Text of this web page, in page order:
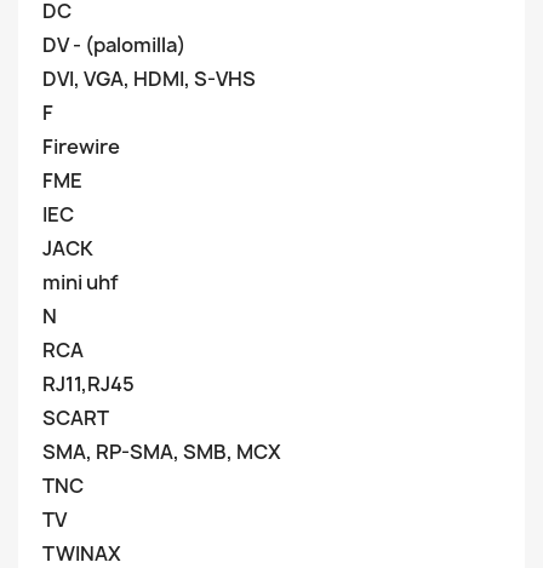
DC
DV - (palomilla)
DVI, VGA, HDMI, S-VHS
F
Firewire
FME
IEC
JACK
mini uhf
N
RCA
RJ11,RJ45
SCART
SMA, RP-SMA, SMB, MCX
TNC
TV
TWINAX